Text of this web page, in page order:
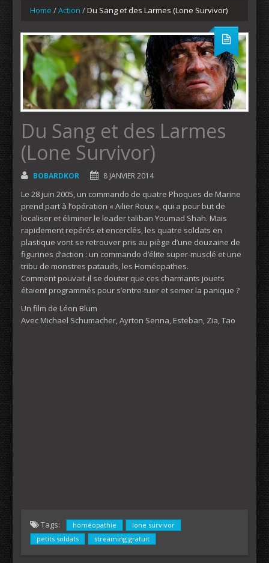
Home /Action /Du Sang et des Larmes (Lone Survivor)
Du Sang et des Larmes
(Lone Survivor)
BOBARDKOR 8 JANVIER 2014
Le 28 juin 2005, un commando de quatre Phoques de Marine
prend part à l’opération « Ailier Roux », qui a pour but de
localiser et éliminer le leader taliban Youmad Shah. Mais
rapidement repérés et encerclés, les quatre soldats en
plastique vont se retrouver pris au piège d’une douzaine de
figurines d’action : un commando d’élite super-musclé et une
tribu de monstres patauds, les Homéopathes.
Comment pouvait-il se douter que ces charmants jouets
étaient programmés pour s’entre-tuer et semer la panique ?
Un film de Léon Blum
Avec Michael Schumacher, Ayrton Senna, Esteban, Zia, Tao
Tags: homéopathie
lone survivor
petits soldats
streaming gratuit